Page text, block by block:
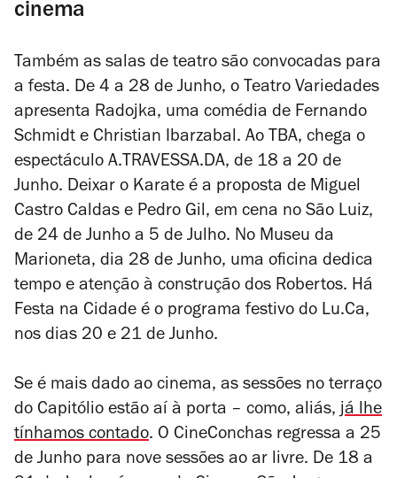
cinema
Também as salas de teatro são convocadas para
a festa. De 4 a 28 de Junho, o Teatro Variedades
apresenta Radojka, uma comédia de Fernando
Schmidt e Christian Ibarzabal. Ao TBA, chega o
espectáculo A.TRAVESSA.DA, de 18 a 20 de
Junho. Deixar o Karate é a proposta de Miguel
Castro Caldas e Pedro Gil, em cena no São Luiz,
de 24 de Junho a 5 de Julho. No Museu da
Marioneta, dia 28 de Junho, uma oficina dedica
tempo e atenção à construção dos Robertos. Há
Festa na Cidade é o programa festivo do Lu.Ca,
nos dias 20 e 21 de Junho.
Se é mais dado ao cinema, as sessões no terraço
do Capitólio estão aí à porta – como, aliás,já lhe
tínhamos contado. O CineConchas regressa a 25
de Junho para nove sessões ao ar livre. De 18 a